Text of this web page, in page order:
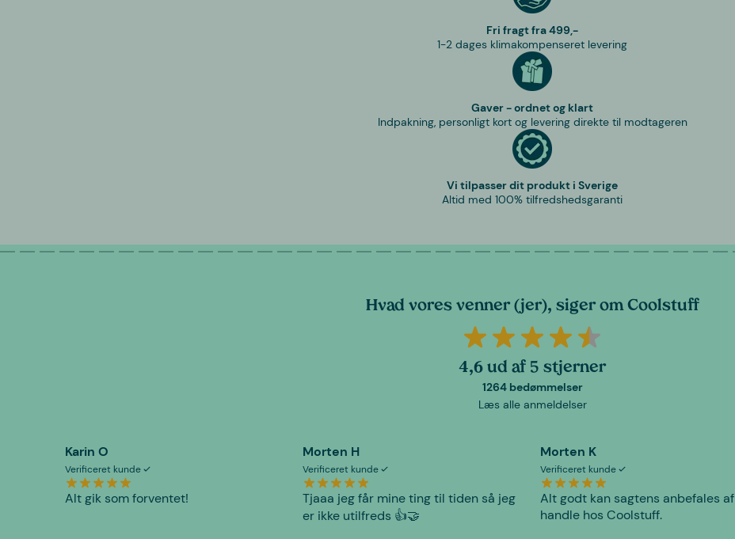
Fri fragt fra 499,-
1-2 dages klimakompenseret levering
Gaver - ordnet og klart
Indpakning, personligt kort og levering direkte til modtageren
Vi tilpasser dit produkt i Sverige
Altid med 100% tilfredshedsgaranti
Hvad vores venner (jer), siger om Coolstuff
4,6 ud af 5 stjerner
1264 bedømmelser
Læs alle anmeldelser
Karin O
Verificeret kunde
Alt gik som forventet!
Morten H
Verificeret kunde
Tjaaa jeg får mine ting til tiden så jeg
er ikke utilfreds 👍🤝
Morten K
Verificeret kunde
Alt godt kan sagtens anbefales af
handle hos Coolstuff.